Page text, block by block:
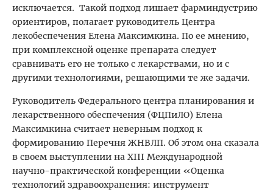
исключается. Такой подход лишает фарминдустрию
ориентиров, полагает руководитель Центра
лекобеспечения Елена Максимкина. По ее мнению,
при комплексной оценке препарата следует
сравнивать его не только с лекарствами, но и с
другими технологиями, решающими те же задачи.
Руководитель Федерального центра планирования и
лекарственного обеспечения (ФЦПиЛО) Елена
Максимкина считает неверным подход к
формированию Перечня ЖНВЛП. Об этом она сказала
в своем выступлении на XIII Международной
научно-практической конференции «Оценка
технологий здравоохранения: инструмент